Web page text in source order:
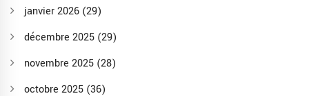
janvier 2026 (29)
décembre 2025 (29)
novembre 2025 (28)
octobre 2025 (36)